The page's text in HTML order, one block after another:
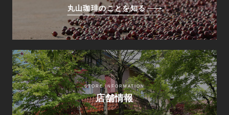
丸山珈琲のことを知る
STORE INFORMATION
店舗情報